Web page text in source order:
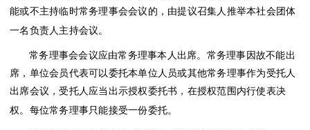
能或不主持临时常务理事会会议的，由提议召集人推举本社会团体
一名负责人主持会议。
常务理事会会议应由常务理事本人出席。常务理事因故不能出
席，单位会员代表可以委托本单位人员或其他常务理事作为受托人
出席会议，受托人应当出示授权委托书，在授权范围内行使表决
权。每位常务理事只能接受一份委托。